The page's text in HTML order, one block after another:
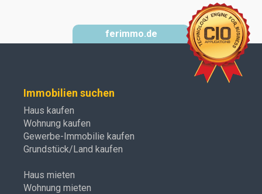
ferimmo.de
Immobilien suchen
Haus kaufen
Wohnung kaufen
Gewerbe-Immobilie kaufen
Grundstück/Land kaufen
Haus mieten
Wohnung mieten